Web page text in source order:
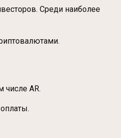
Среди наиболее
числе AR.